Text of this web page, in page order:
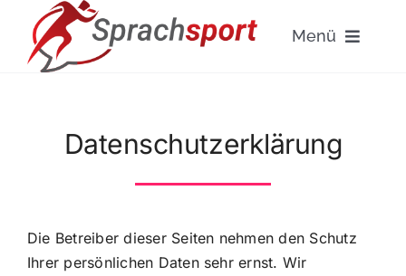
Inhalt
springen
Menü
Unser Konzept
Kontakt
Datenschutzerklärung
Die Betreiber dieser Seiten nehmen den Schutz
Ihrer persönlichen Daten sehr ernst. Wir